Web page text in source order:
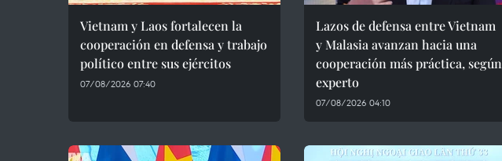
Vietnam y Laos fortalecen la
cooperación en defensa y trabajo
político entre sus ejércitos
07/08/2026 07:40
Lazos de defensa entre Vietnam
y Malasia avanzan hacia una
cooperación más práctica, según
experto
07/08/2026 04:10